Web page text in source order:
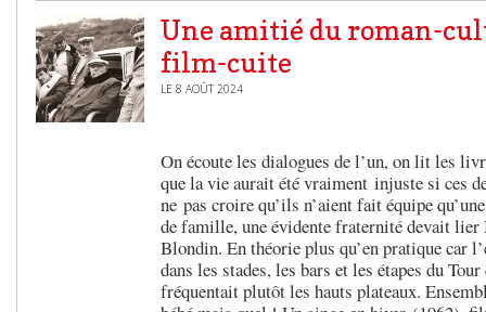
Une amitié du roman-
film-cuite
LE 8 AOÛT 2024
On écoute les dialogues de l’un, on lit les
que la vie aurait été vraiment injuste si ces
ne pas croire qu’ils n’aient fait équipe
de famille, une évidente fraternité devait
Blondin. En théorie plus qu’en pratique car
dans les stades, les bars et les étapes du
fréquentait plutôt les hauts plateaux.